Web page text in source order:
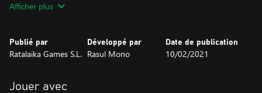
Afficher plus
Publié par
Ratalaika Games S.L.
Développé par
Rasul Mono
Date de publication
10/02/2021
Jouer avec